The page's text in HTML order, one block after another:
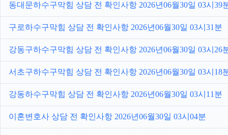
동대문하수구막힘 상담 전 확인사항 2026년06월30일 03시39
구로하수구막힘 상담 전 확인사항 2026년06월30일 03시31분
강동구하수구막힘 상담 전 확인사항 2026년06월30일 03시26
서초구하수구막힘 상담 전 확인사항 2026년06월30일 03시18
강동하수구막힘 상담 전 확인사항 2026년06월30일 03시11분
이혼변호사 상담 전 확인사항 2026년06월30일 03시04분